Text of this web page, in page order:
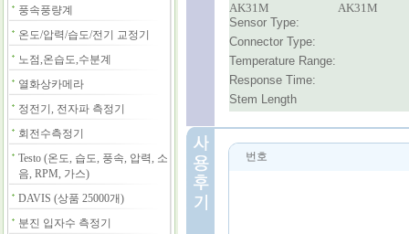
풍속풍량계
온도/압력/습도/전기 교정기
노점,온습도,수분계
열화상카메라
정전기, 전자파 측정기
회전수측정기
Testo (온도, 습도, 풍속, 압력, 소
음, RPM, 가스)
DAVIS (상품 25000개)
분진 입자수 측정기
AK31M
AK31M
Sensor Type:
Connector Type:
Temperature Range:
Response Time:
Stem Length
번호